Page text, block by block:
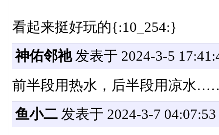
看起来挺好玩的{:10_254:}
神佑邻祂发表于 2024-3-5
前半段用热水，后半段用凉水
鱼小二发表于 2024-3-7 04:07:53